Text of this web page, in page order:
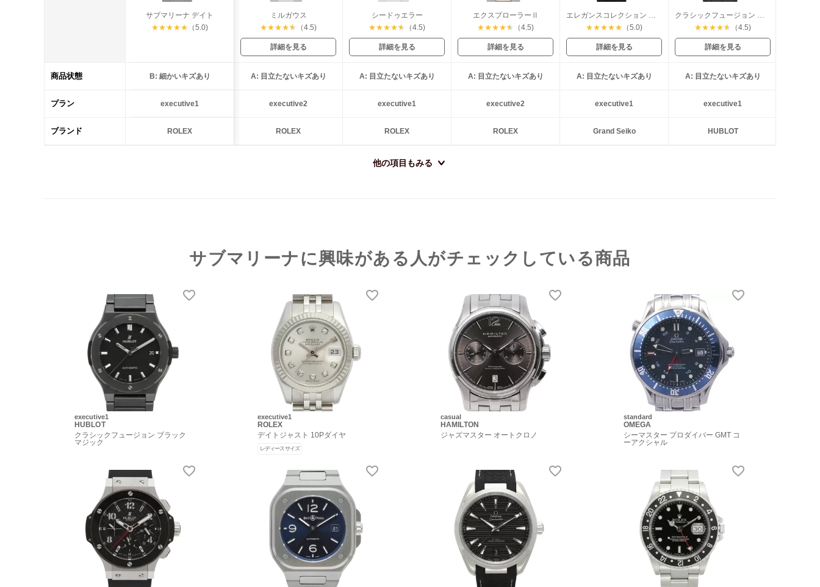
サブマリーナ デイト
★★★★★ （5.0)
ミルガウス
★★★★★ （4.5)
詳細を見る
シードゥエラー
★★★★★ （4.5)
詳細を見る
エクスプローラーⅡ
★★★★★ （4.5)
詳細を見る
エレガンスコレクション スプリングドライブ
★★★★★ （5.0)
詳細を見る
クラシックフュージョン チタニウム
★★★★★ （4.5)
詳細を見る
商品状態 B: 細かいキズあり A: 目立たないキズあり A: 目立たないキズあり A: 目立たないキズあり A: 目立たないキズあり A: 目立たないキズあり
プラン executive1 executive2 executive1 executive2 executive1 executive1
ブランド ROLEX ROLEX ROLEX ROLEX Grand Seiko HUBLOT
他の項目もみる
サブマリーナに興味がある人がチェックしている商品
executive1
HUBLOT
クラシックフュージョン ブラック
マジック
executive1
ROLEX
デイトジャスト 10Pダイヤ
レディースサイズ
casual
HAMILTON
ジャズマスター オートクロノ
standard
OMEGA
シーマスター プロダイバー GMT コ
ーアクシャル